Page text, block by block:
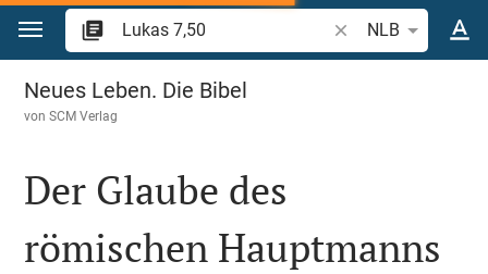
Zum Inhalt springen
Bibelstelle oder
NLB
Lukas 7
Neues Leben. Die Bibel
vonSCM Verlag
Der Glaube des
römischen Hauptmanns